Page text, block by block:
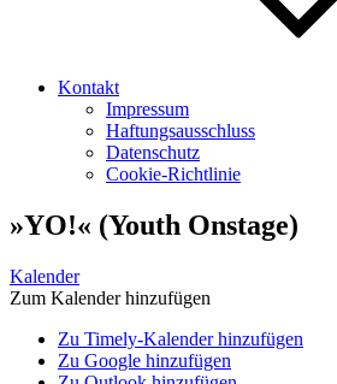
Kontakt
Impressum
Haftungsausschluss
Datenschutz
Cookie-Richtlinie
»YO!« (Youth Onstage)
Kalender
Zum Kalender hinzufügen
Zu Timely-Kalender hinzufügen
Zu Google hinzufügen